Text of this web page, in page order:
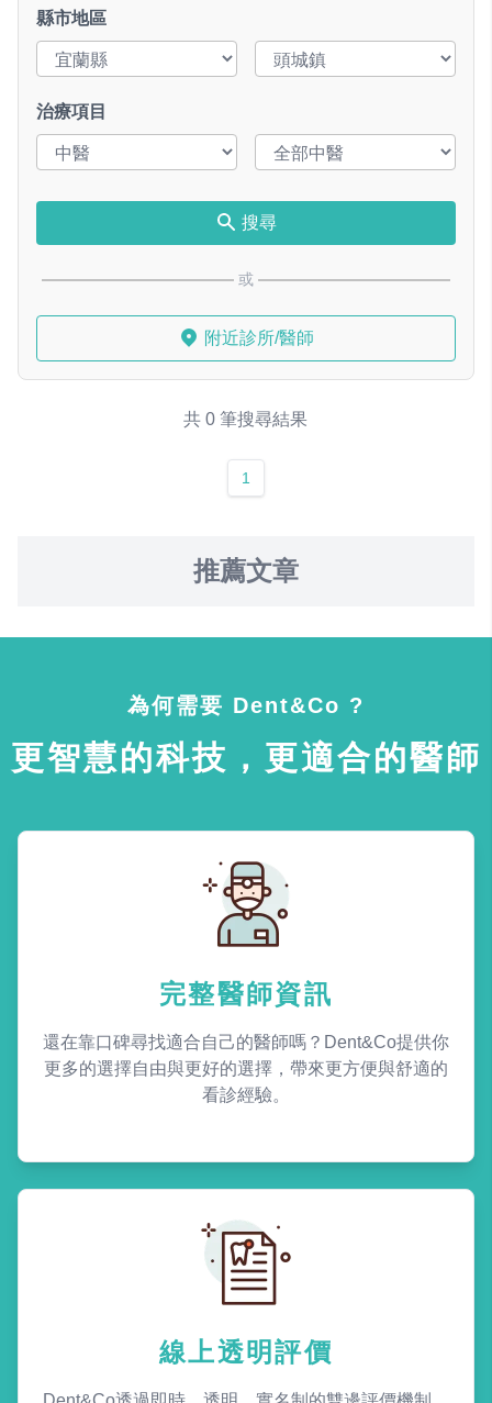
縣市地區
治療項目
搜尋
或
附近診所/醫師
共 0 筆搜尋結果
1
推薦文章
為何需要 Dent&Co ?
更智慧的科技，更適合的醫師
完整醫師資訊
還在靠口碑尋找適合自己的醫師嗎？Dent&Co提供你
更多的選擇自由與更好的選擇，帶來更方便與舒適的
看診經驗。
線上透明評價